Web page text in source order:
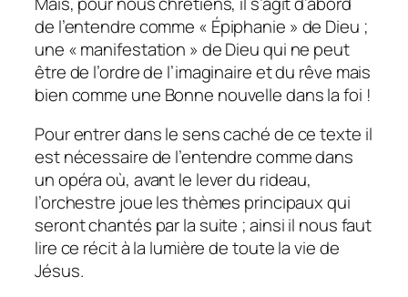
de l’entendre comme « Épiphanie » de Dieu ;
une « manifestation » de Dieu qui ne peut
être de l’ordre de l’imaginaire et du rêve mais
bien comme une Bonne nouvelle dans la foi !
Pour entrer dans le sens caché de ce texte il
est nécessaire de l’entendre comme dans
un opéra où, avant le lever du rideau,
l’orchestre joue les thèmes principaux qui
seront chantés par la suite ; ainsi il nous faut
lire ce récit à la lumière de toute la vie de
Jésus.